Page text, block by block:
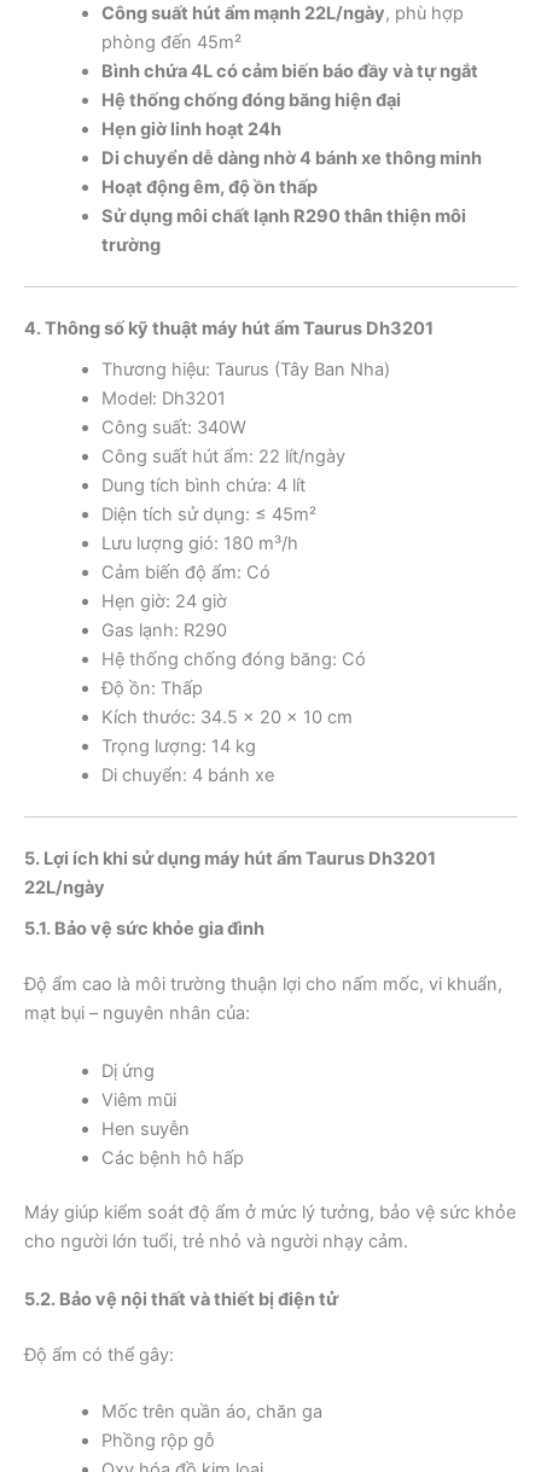
Công suất hút ẩm mạnh 22L/ngày, phù hợp
phòng đến 45m²
Bình chứa 4L có cảm biến báo đầy và tự ngắt
Hệ thống chống đóng băng hiện đại
Hẹn giờ linh hoạt 24h
Di chuyển dễ dàng nhờ 4 bánh xe thông minh
Hoạt động êm, độ ồn thấp
Sử dụng môi chất lạnh R290 thân thiện môi
trường
4. Thông số kỹ thuật máy hút ẩm Taurus Dh3201
Thương hiệu: Taurus (Tây Ban Nha)
Model: Dh3201
Công suất: 340W
Công suất hút ẩm: 22 lít/ngày
Dung tích bình chứa: 4 lít
Diện tích sử dụng: ≤ 45m²
Lưu lượng gió: 180 m³/h
Cảm biến độ ẩm: Có
Hẹn giờ: 24 giờ
Gas lạnh: R290
Hệ thống chống đóng băng: Có
Độ ồn: Thấp
Kích thước: 34.5 x 20 x 10 cm
Trọng lượng: 14 kg
Di chuyển: 4 bánh xe
5. Lợi ích khi sử dụng máy hút ẩm Taurus Dh3201
22L/ngày
5.1. Bảo vệ sức khỏe gia đình
Độ ẩm cao là môi trường thuận lợi cho nấm mốc, vi khuẩn,
mạt bụi – nguyên nhân của:
Dị ứng
Viêm mũi
Hen suyễn
Các bệnh hô hấp
Máy giúp kiểm soát độ ẩm ở mức lý tưởng, bảo vệ sức khỏe
cho người lớn tuổi, trẻ nhỏ và người nhạy cảm.
5.2. Bảo vệ nội thất và thiết bị điện tử
Độ ẩm có thể gây:
Mốc trên quần áo, chăn ga
Phồng rộp gỗ